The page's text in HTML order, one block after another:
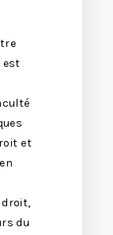
est
et
droit,
du